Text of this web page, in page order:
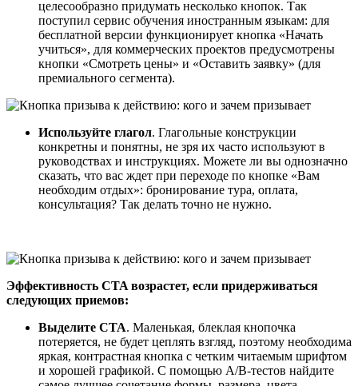
целесообразно придумать несколько кнопок. Так
поступил сервис обучения иностранным языкам: для
бесплатной версии функционирует кнопка «Начать
учиться», для коммерческих проектов предусмотрены
кнопки «Смотреть цены» и «Оставить заявку» (для
премиального сегмента).
Используйте глагол. Глагольные конструкции
конкретны и понятны, не зря их часто используют в
руководствах и инструкциях. Можете ли вы однозначно
сказать, что вас ждет при переходе по кнопке «Вам
необходим отдых»: бронирование тура, оплата,
консультация? Так делать точно не нужно.
Эффективность CTA возрастет, если придерживаться
следующих приемов:
Выделите CTA. Маленькая, блеклая кнопочка
потеряется, не будет цеплять взгляд, поэтому необходима
яркая, контрастная кнопка с четким читаемым шрифтом
и хорошей графикой. С помощью A/B-тестов найдите